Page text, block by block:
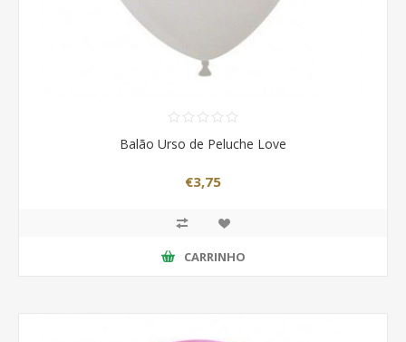
Balão Urso de Peluche Love
€3,75
CARRINHO